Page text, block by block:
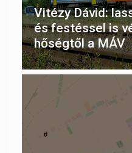
Vitézy Dávid:
és festéssel is
hőségtől a MÁV